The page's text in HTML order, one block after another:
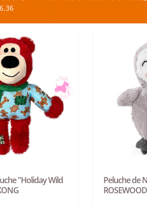
"Holiday Wild
Peluche de
ROSEWOOD